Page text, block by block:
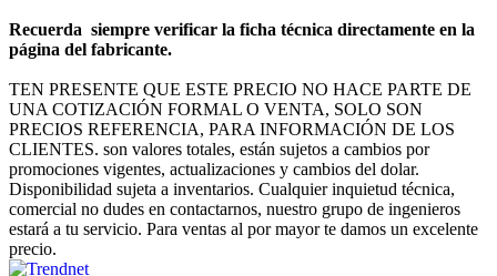
Recuerda siempre verificar la ficha técnica directamente en la
página del fabricante.
TEN PRESENTE QUE ESTE PRECIO NO HACE PARTE DE
UNA COTIZACIÓN FORMAL O VENTA, SOLO SON
PRECIOS REFERENCIA, PARA INFORMACIÓN DE LOS
CLIENTES. son valores totales, están sujetos a cambios por
promociones vigentes, actualizaciones y cambios del dolar.
Disponibilidad sujeta a inventarios. Cualquier inquietud técnica,
comercial no dudes en contactarnos, nuestro grupo de ingenieros
estará a tu servicio. Para ventas al por mayor te damos un excelente
precio.